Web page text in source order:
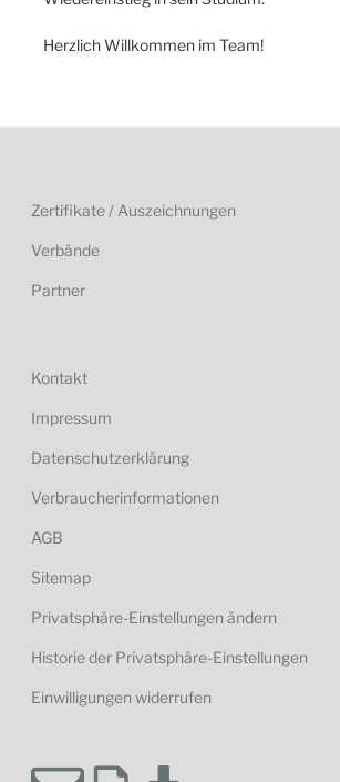
Herzlich Willkommen im Team!
Zertifikate / Auszeichnungen
Verbände
Partner
Kontakt
Impressum
Datenschutzerklärung
Verbraucherinformationen
AGB
Sitemap
Privatsphäre-Einstellungen ändern
Historie der Privatsphäre-Einstellungen
Einwilligungen widerrufen